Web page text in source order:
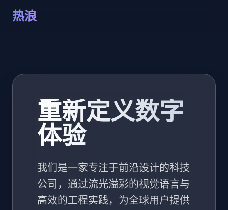
热浪
重新定义数字
体验
我们是一家专注于前沿设计的科技
公司，通过流光溢彩的视觉语言与
高效的工程实践，为全球用户提供